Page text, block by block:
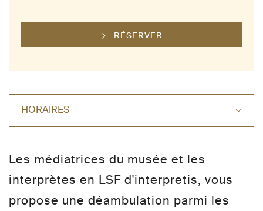
RÉSERVER
HORAIRES
Les médiatrices du musée et les
interprètes en LSF d'interpretis, vous
propose une déambulation parmi les